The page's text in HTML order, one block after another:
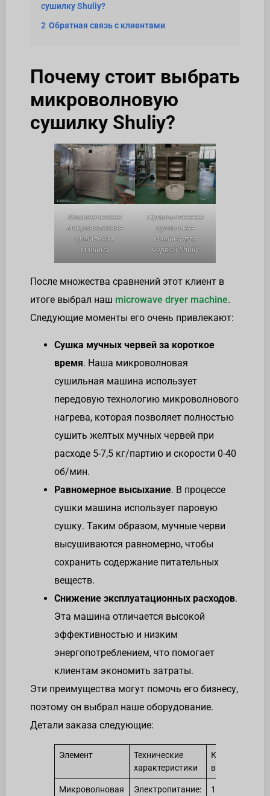
сушилку Shuliy?
2 Обратная связь с клиентами
Почему стоит выбрать
микроволновую
сушилку Shuliy?
Коммерческая
микроволновая
сушильная
машина
Промышленная
сушильная
машина для
червей Shuliy
После множества сравнений этот клиент в
итоге выбрал наш microwave dryer machine.
Следующие моменты его очень привлекают:
Сушка мучных червей за короткое
время. Наша микроволновая
сушильная машина использует
передовую технологию микроволнового
нагрева, которая позволяет полностью
сушить желтых мучных червей при
расходе 5-7,5 кг/партию и скорости 0-40
об/мин.
Равномерное высыхание. В процессе
сушки машина использует паровую
сушку. Таким образом, мучные черви
высушиваются равномерно, чтобы
сохранить содержание питательных
веществ.
Снижение эксплуатационных расходов.
Эта машина отличается высокой
эффективностью и низким
энергопотреблением, что помогает
клиентам экономить затраты.
Эти преимущества могут помочь его бизнесу,
поэтому он выбрал наше оборудование.
Детали заказа следующие:
Элемент
Технические
характеристики
Кол-
во
Микроволновая
Электропитание:
1